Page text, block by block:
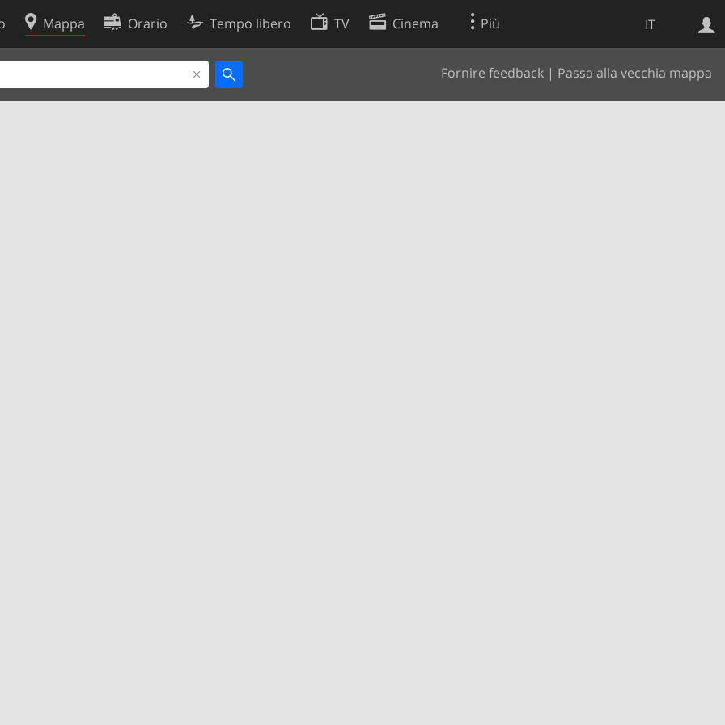
IT
Mappa Orario Tempo libero TV Cinema Più
Fornire feedback | Passa alla vecchia mappa
Ricerca Web
Politica sui cookie
Preferenze cookie